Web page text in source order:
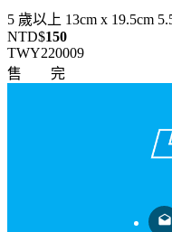
5 歲以上 13cm x 19.5cm
NTD$150
TWY220009
售 完
drafts